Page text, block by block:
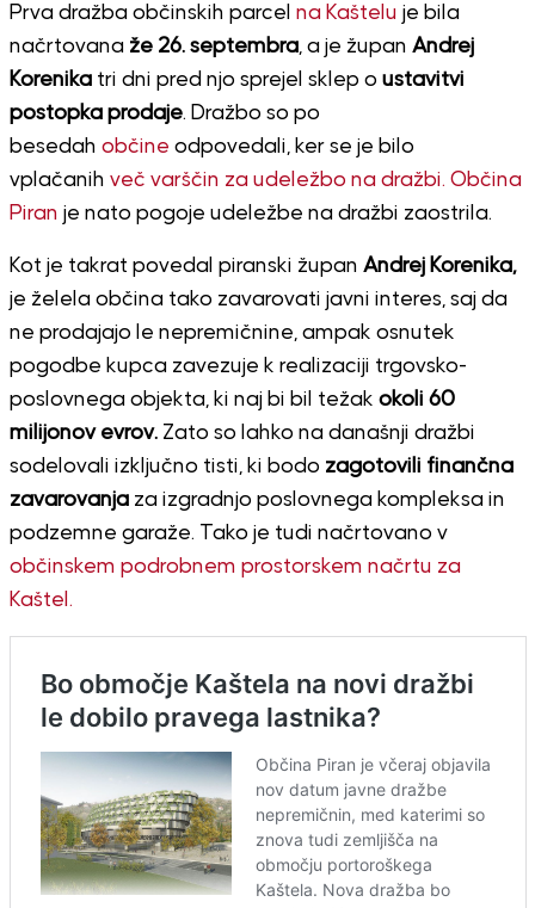
Prva dražba občinskih parcel na Kaštelu je bila
načrtovana že 26. septembra, a je župan Andrej
Korenikatri dni pred njo sprejel sklep o ustavitvi
postopka prodaje. Dražbo so po
besedah občine odpovedali, ker se je bilo
vplačanih več varščin za udeležbo na dražbi. Občina
Piran je nato pogoje udeležbe na dražbi zaostrila.
Kot je takrat povedal piranski župan Andrej Korenika,
je želela občina tako zavarovati javni interes, saj da
ne prodajajo le nepremičnine, ampak osnutek
pogodbe kupca zavezuje k realizaciji trgovsko-
poslovnega objekta, ki naj bi bil težak okoli 60
milijonov evrov.Zato so lahko na današnji dražbi
sodelovali izključno tisti, ki bodo zagotovili finančna
zavarovanjaza izgradnjo poslovnega kompleksa in
podzemne garaže. Tako je tudi načrtovano v
občinskem podrobnem prostorskem načrtu za
Kaštel.